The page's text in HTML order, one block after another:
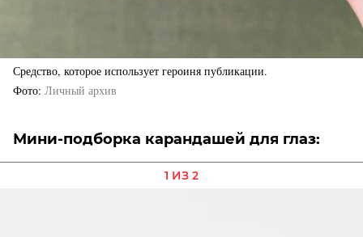
Средство, которое использует героиня публикации.
Фото Личный архив
Мини-подборка карандашей для глаз:
1 ИЗ 2